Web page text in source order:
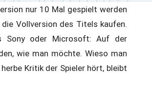
nur 10 Mal gespielt werden
Vollversion des Titels kaufen.
Sony oder Microsoft: Auf der
wie man möchte. Wieso man
Kritik der Spieler hört, bleibt